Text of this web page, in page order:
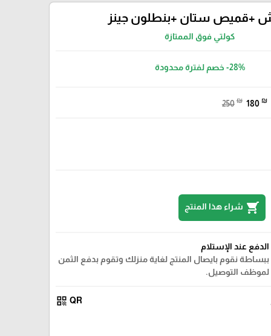
+قميص ستان +بنطلون جينز
كولتي فوق الممتازة
-28% خصم لفترة محدودة
250 ₪ 180 ₪
shopping_cart شراء هذا المنتج
الدفع عند الإستلام
ببساطة نقوم بايصال المنتج لغاية منزلك وتقوم بدفع الثمن
لموظف التوصيل.
QR
qr_code